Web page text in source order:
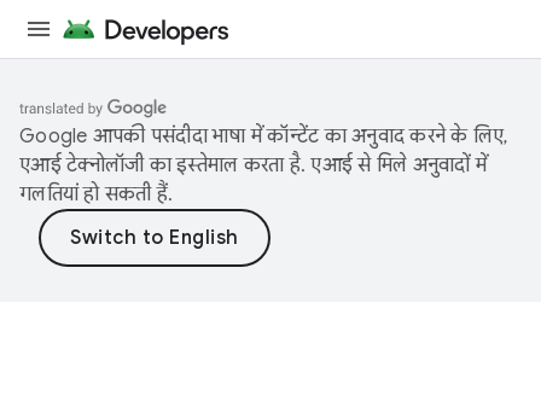
Google आपकी पसंदीदा भाषा में कॉन्टेंट का अनुवाद करने के लिए,
एआई टेक्नोलॉजी का इस्तेमाल करता है. एआई से मिले अनुवादों में
गलतियां हो सकती हैं.